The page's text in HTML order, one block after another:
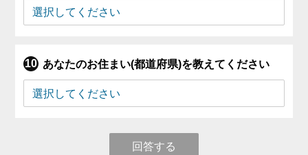
あなたのお住まい(都道府県)を教えてください
回答する